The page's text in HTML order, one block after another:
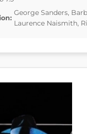
George Sanders,
Laurence Naismith,